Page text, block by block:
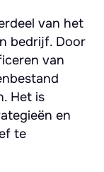
van het
bedrijf. Door
van
Het is
en
te